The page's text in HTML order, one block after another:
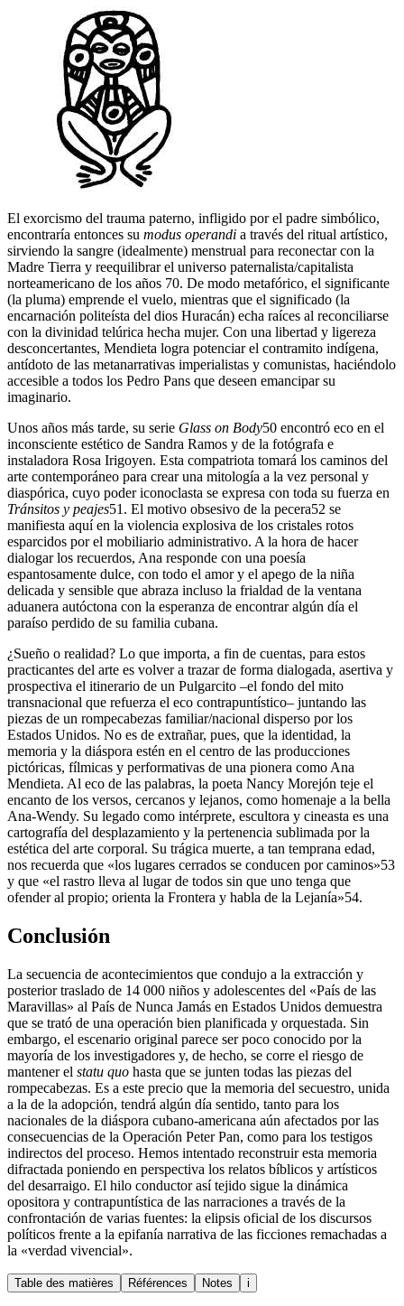
El exorcismo del trauma paterno, infligido por el padre simbólico,
encontraría entonces su modus operandi a través del ritual artístico,
sirviendo la sangre (idealmente) menstrual para reconectar con la
Madre Tierra y reequilibrar el universo paternalista/capitalista
norteamericano de los años 70. De modo metafórico, el significante
(la pluma) emprende el vuelo, mientras que el significado (la
encarnación politeísta del dios Huracán) echa raíces al reconciliarse
con la divinidad telúrica hecha mujer. Con una libertad y ligereza
desconcertantes, Mendieta logra potenciar el contramito indígena,
antídoto de las metanarrativas imperialistas y comunistas, haciéndolo
accesible a todos los Pedro Pans que deseen emancipar su
imaginario.
Unos años más tarde, su serie Glass on Body50 encontró eco en el
inconsciente estético de Sandra Ramos y de la fotógrafa e
instaladora Rosa Irigoyen. Esta compatriota tomará los caminos del
arte contemporáneo para crear una mitología a la vez personal y
diaspórica, cuyo poder iconoclasta se expresa con toda su fuerza en
Tránsitos y peajes51 . El motivo obsesivo de la pecera52 se
manifiesta aquí en la violencia explosiva de los cristales rotos
esparcidos por el mobiliario administrativo. A la hora de hacer
dialogar los recuerdos, Ana responde con una poesía
espantosamente dulce, con todo el amor y el apego de la niña
delicada y sensible que abraza incluso la frialdad de la ventana
aduanera autóctona con la esperanza de encontrar algún día el
paraíso perdido de su familia cubana.
¿Sueño o realidad? Lo que importa, a fin de cuentas, para estos
practicantes del arte es volver a trazar de forma dialogada, asertiva y
prospectiva el itinerario de un Pulgarcito –el fondo del mito
transnacional que refuerza el eco contrapuntístico– juntando las
piezas de un rompecabezas familiar/nacional disperso por los
Estados Unidos. No es de extrañar, pues, que la identidad, la
memoria y la diáspora estén en el centro de las producciones
pictóricas, fílmicas y performativas de una pionera como Ana
Mendieta. Al eco de las palabras, la poeta Nancy Morejón teje el
encanto de los versos, cercanos y lejanos, como homenaje a la bella
Ana-Wendy. Su legado como intérprete, escultora y cineasta es una
cartografía del desplazamiento y la pertenencia sublimada por la
estética del arte corporal. Su trágica muerte, a tan temprana edad,
nos recuerda que «los lugares cerrados se conducen por caminos»53
y que «el rastro lleva al lugar de todos sin que uno tenga que
ofender al propio; orienta la Frontera y habla de la Lejanía»54.
Conclusión
La secuencia de acontecimientos que condujo a la extracción y
posterior traslado de 14 000 niños y adolescentes del «País de las
Maravillas» al País de Nunca Jamás en Estados Unidos demuestra
que se trató de una operación bien planificada y orquestada. Sin
embargo, el escenario original parece ser poco conocido por la
mayoría de los investigadores y, de hecho, se corre el riesgo de
mantener el statu quo hasta que se junten todas las piezas del
rompecabezas. Es a este precio que la memoria del secuestro, unida
a la de la adopción, tendrá algún día sentido, tanto para los
nacionales de la diáspora cubano-americana aún afectados por las
consecuencias de la Operación Peter Pan, como para los testigos
indirectos del proceso. Hemos intentado reconstruir esta memoria
difractada poniendo en perspectiva los relatos bíblicos y artísticos
del desarraigo. El hilo conductor así tejido sigue la dinámica
opositora y contrapuntística de las narraciones a través de la
confrontación de varias fuentes: la elipsis oficial de los discursos
políticos frente a la epifanía narrativa de las ficciones remachadas a
la «verdad vivencial».
Table des matières Références Notes i